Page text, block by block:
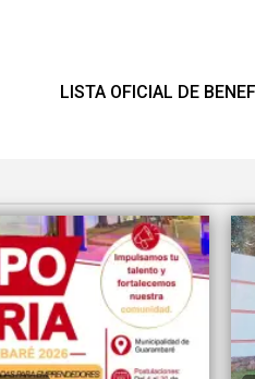
LISTA OFICIAL DE